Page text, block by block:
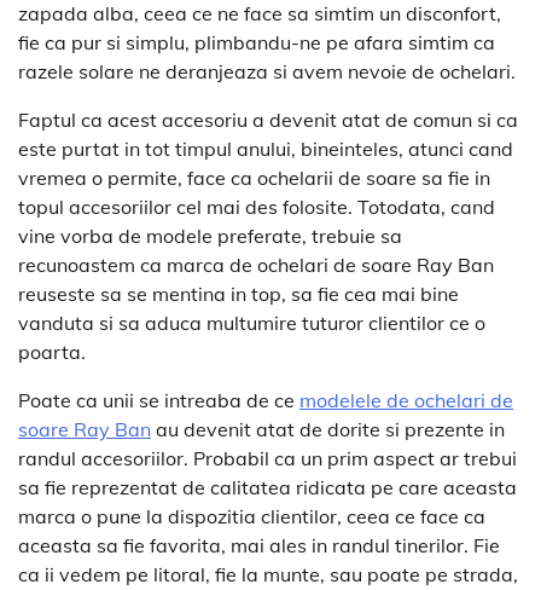
zapada alba, ceea ce ne face sa simtim un disconfort,
fie ca pur si simplu, plimbandu-ne pe afara simtim ca
razele solare ne deranjeaza si avem nevoie de ochelari.
Faptul ca acest accesoriu a devenit atat de comun si ca
este purtat in tot timpul anului, bineinteles, atunci cand
vremea o permite, face ca ochelarii de soare sa fie in
topul accesoriilor cel mai des folosite. Totodata, cand
vine vorba de modele preferate, trebuie sa
recunoastem ca marca de ochelari de soare Ray Ban
reuseste sa se mentina in top, sa fie cea mai bine
vanduta si sa aduca multumire tuturor clientilor ce o
poarta.
Poate ca unii se intreaba de ce modelele de ochelari de
soare Ray Ban au devenit atat de dorite si prezente in
randul accesoriilor. Probabil ca un prim aspect ar trebui
sa fie reprezentat de calitatea ridicata pe care aceasta
marca o pune la dispozitia clientilor, ceea ce face ca
aceasta sa fie favorita, mai ales in randul tinerilor. Fie
ca ii vedem pe litoral, fie la munte, sau poate pe strada,